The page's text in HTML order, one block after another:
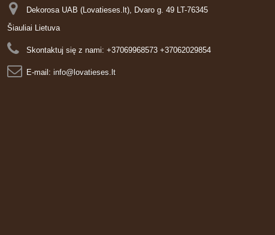
Dekorosa UAB (Lovatieses.lt), Dvaro g. 49 LT-76345
Šiauliai Lietuva
Skontaktuj się z nami: +37069968573 +37062029854
E-mail: info@lovatieses.lt